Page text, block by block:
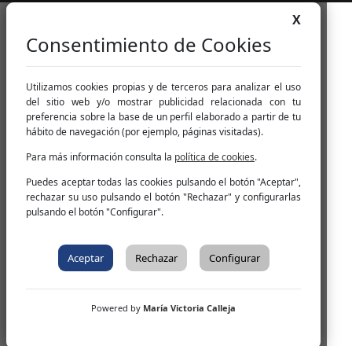
X
Consentimiento de Cookies
Utilizamos cookies propias y de terceros para analizar el uso
del sitio web y/o mostrar publicidad relacionada con tu
preferencia sobre la base de un perfil elaborado a partir de tu
hábito de navegación (por ejemplo, páginas visitadas).
Para más información consulta la política de cookies.
Puedes aceptar todas las cookies pulsando el botón "Aceptar",
rechazar su uso pulsando el botón "Rechazar" y configurarlas
pulsando el botón "Configurar".
Aceptar Rechazar Configurar
Powered by María Victoria Calleja